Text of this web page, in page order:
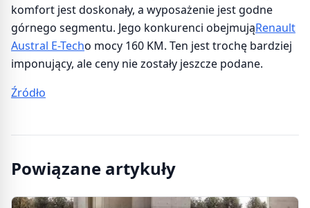
komfort jest doskonały, a wyposażenie jest godne
górnego segmentu. Jego konkurenci obejmująRenault
Austral E-Techo mocy 160 KM. Ten jest trochę bardziej
imponujący, ale ceny nie zostały jeszcze podane.
Źródło
Powiązane artykuły